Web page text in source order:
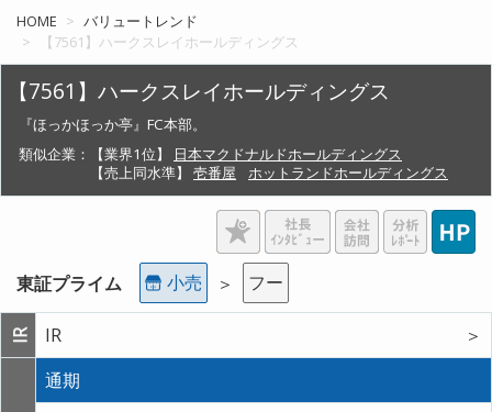
HOME
バリュートレンド
【7561】ハークスレイホールディングス
【7561】ハークスレイホールディングス
『ほっかほっか亭』FC本部。
類似企業：
【業界1位】
日本マクドナルドホールディングス
【売上同水準】
壱番屋 ホットランドホールディングス
東証プライム 小売 ＞ フー
IR IR ＞
通期